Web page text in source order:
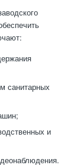
санитарных
и